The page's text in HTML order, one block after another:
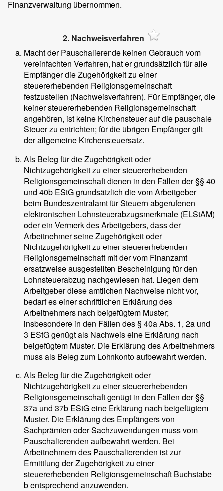
Finanzverwaltung übernommen.
2. Nachweisverfahren
Macht der Pauschalierende keinen Gebrauch vom
vereinfachten Verfahren, hat er grundsätzlich für alle
Empfänger die Zugehörigkeit zu einer
steuererhebenden Religionsgemeinschaft
festzustellen (Nachweisverfahren). Für Empfänger, die
keiner steuererhebenden Religionsgemeinschaft
angehören, ist keine Kirchensteuer auf die pauschale
Steuer zu entrichten; für die übrigen Empfänger gilt
der allgemeine Kirchensteuersatz.
Als Beleg für die Zugehörigkeit oder
Nichtzugehörigkeit zu einer steuererhebenden
Religionsgemeinschaft dienen in den Fällen der §§ 40
und 40b EStG grundsätzlich die vom Arbeitgeber
beim Bundeszentralamt für Steuern abgerufenen
elektronischen Lohnsteuerabzugsmerkmale (ELStAM)
oder ein Vermerk des Arbeitgebers, dass der
Arbeitnehmer seine Zugehörigkeit oder
Nichtzugehörigkeit zu einer steuererhebenden
Religionsgemeinschaft mit der vom Finanzamt
ersatzweise ausgestellten Bescheinigung für den
Lohnsteuerabzug nachgewiesen hat. Liegen dem
Arbeitgeber diese amtlichen Nachweise nicht vor,
bedarf es einer schriftlichen Erklärung des
Arbeitnehmers nach beigefügtem Muster;
insbesondere in den Fällen des § 40a Abs. 1, 2a und
3 EStG genügt als Nachweis eine Erklärung nach
beigefügtem Muster. Die Erklärung des Arbeitnehmers
muss als Beleg zum Lohnkonto aufbewahrt werden.
Als Beleg für die Zugehörigkeit oder
Nichtzugehörigkeit zu einer steuererhebenden
Religionsgemeinschaft genügt in den Fällen der §§
37a und 37b EStG eine Erklärung nach beigefügtem
Muster. Die Erklärung des Empfängers von
Sachprämien oder Sachzuwendungen muss vom
Pauschalierenden aufbewahrt werden. Bei
Arbeitnehmern des Pauschalierenden ist zur
Ermittlung der Zugehörigkeit zu einer
steuererhebenden Religionsgemeinschaft Buchstabe
b entsprechend anzuwenden.